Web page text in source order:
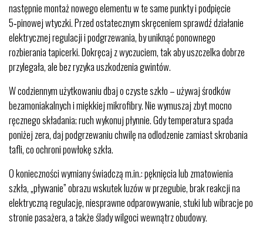
następnie montaż nowego elementu w te same punkty i podpięcie
5‑pinowej wtyczki. Przed ostatecznym skręceniem sprawdź działanie
elektrycznej regulacji i podgrzewania, by uniknąć ponownego
rozbierania tapicerki. Dokręcaj z wyczuciem, tak aby uszczelka dobrze
przylegała, ale bez ryzyka uszkodzenia gwintów.
W codziennym użytkowaniu dbaj o czyste szkło – używaj środków
bezamoniakalnych i miękkiej mikrofibry. Nie wymuszaj zbyt mocno
ręcznego składania; ruch wykonuj płynnie. Gdy temperatura spada
poniżej zera, daj podgrzewaniu chwilę na odlodzenie zamiast skrobania
tafli, co ochroni powłokę szkła.
O konieczności wymiany świadczą m.in.: pęknięcia lub zmatowienia
szkła, „pływanie” obrazu wskutek luzów w przegubie, brak reakcji na
elektryczną regulację, niesprawne odparowywanie, stuki lub wibracje po
stronie pasażera, a także ślady wilgoci wewnątrz obudowy.